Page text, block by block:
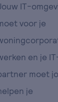
IT-
voor je
en je
moet
je